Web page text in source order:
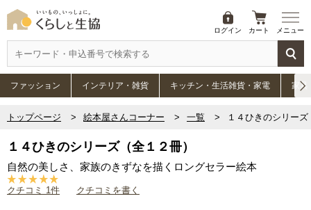
ログイン カート メニュー
ファッション インテリア・雑貨 キッチン・生活雑貨・家電 家具
トップページ 絵本屋さんコーナー 一覧 １４ひきのシリー
１４ひきのシリーズ（全１２冊）
自然の美しさ、家族のきずなを描くロングセラー絵本
クチコミ 1件 クチコミを書く